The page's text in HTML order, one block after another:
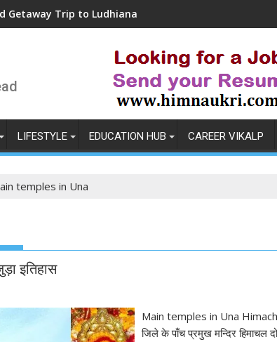
Trip to Ludhiana
LIFESTYLE EDUCATION HUB CAREER VIKALP
temples in Una
इतिहास
Main temples in Una
जिले के पाँच प्रमुख मन्दिर हिमाचल